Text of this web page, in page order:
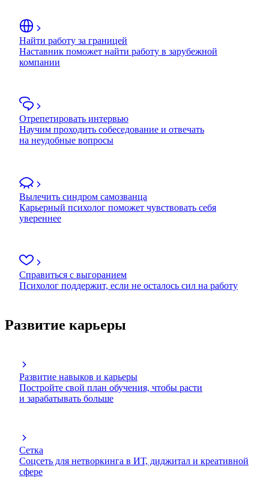
Найти работу за границей
Наставник поможет найти работу в зарубежной
компании
Отрепетировать интервью
Научим проходить собеседование и отвечать
на неудобные вопросы
Вылечить синдром самозванца
Карьерный психолог поможет чувствовать себя
увереннее
Справиться с выгоранием
Психолог поддержит, если не осталось сил на работу
Развитие карьеры
Развитие навыков и карьеры
Постройте свой план обучения, чтобы расти
и зарабатывать больше
Сетка
Соцсеть для нетворкинга в ИТ, диджитал и креативной
сфере